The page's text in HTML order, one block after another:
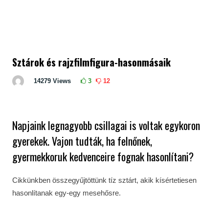
Sztárok és rajzfilmfigura-hasonmásaik
14279 Views 3 12
Napjaink legnagyobb csillagai is voltak egykoron
gyerekek. Vajon tudták, ha felnőnek,
gyermekkoruk kedvenceire fognak hasonlítani?
Cikkünkben összegyűjtöttünk tíz sztárt, akik kísértetiesen
hasonlítanak egy-egy mesehősre.